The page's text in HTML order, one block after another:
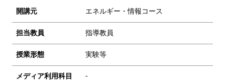
開講元 エネルギー・情報コース
担当教員 指導教員
授業形態 実験等
メディア利用科目 -